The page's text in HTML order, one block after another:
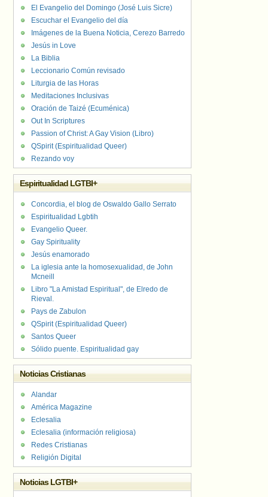
El Evangelio del Domingo (José Luis Sicre)
Escuchar el Evangelio del día
Imágenes de la Buena Noticia, Cerezo Barredo
Jesús in Love
La Biblia
Leccionario Común revisado
Liturgia de las Horas
Meditaciones Inclusivas
Oración de Taizé (Ecuménica)
Out In Scriptures
Passion of Christ: A Gay Vision (Libro)
QSpirit (Espiritualidad Queer)
Rezando voy
Espiritualidad LGTBI+
Concordia, el blog de Oswaldo Gallo Serrato
Espiritualidad Lgbtih
Evangelio Queer.
Gay Spirituality
Jesús enamorado
La iglesia ante la homosexualidad, de John
Mcneill
Libro "La Amistad Espiritual", de Elredo de
Rieval.
Pays de Zabulon
QSpirit (Espiritualidad Queer)
Santos Queer
Sólido puente. Espiritualidad gay
Noticias Cristianas
Alandar
América Magazine
Eclesalia
Eclesalia (información religiosa)
Redes Cristianas
Religión Digital
Noticias LGTBI+